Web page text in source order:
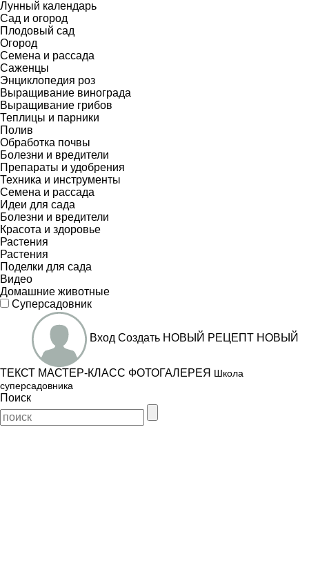
Лунный календарь
Сад и огород
Плодовый сад
Огород
Семена и рассада
Саженцы
Энциклопедия роз
Выращивание винограда
Выращивание грибов
Теплицы и парники
Полив
Обработка почвы
Болезни и вредители
Препараты и удобрения
Техника и инструменты
Семена и рассада
Идеи для сада
Болезни и вредители
Красота и здоровье
Растения
Растения
Поделки для сада
Видео
Домашние животные
Суперсадовник
Вход Создать НОВЫЙ РЕЦЕПТ НОВЫЙ
ТЕКСТ МАСТЕР-КЛАСС ФОТОГАЛЕРЕЯ Школа
суперсадовника
Поиск